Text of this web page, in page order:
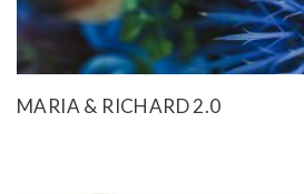
MARIA & RICHARD 2.0